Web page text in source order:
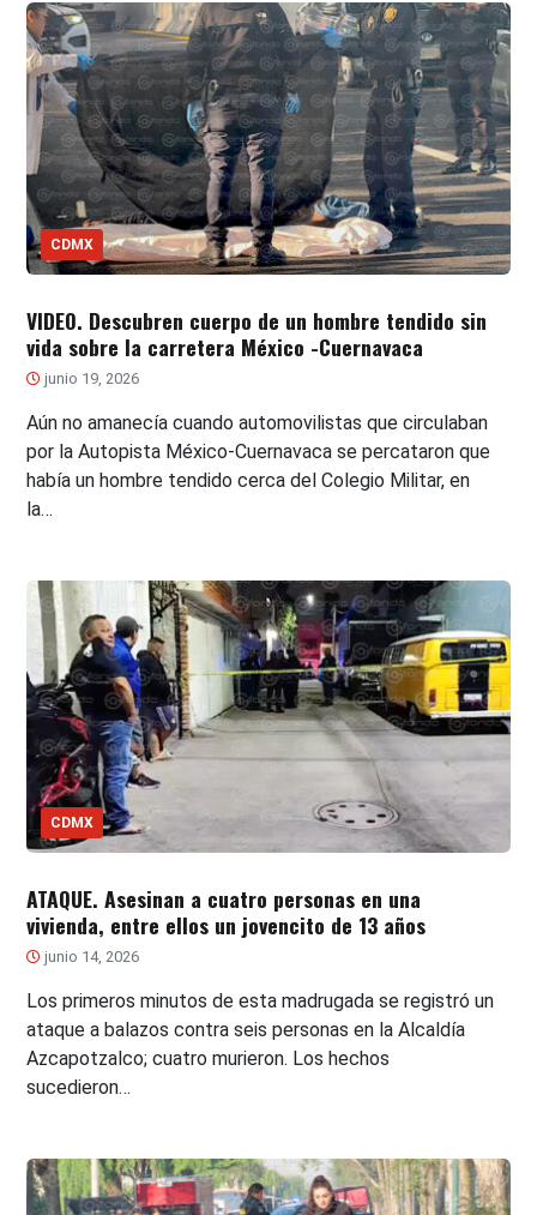
CDMX
VIDEO. Descubren cuerpo de un hombre tendido sin
vida sobre la carretera México -Cuernavaca
junio 19, 2026
Aún no amanecía cuando automovilistas que circulaban
por la Autopista México-Cuernavaca se percataron que
había un hombre tendido cerca del Colegio Militar, en
la…
CDMX
ATAQUE. Asesinan a cuatro personas en una
vivienda, entre ellos un jovencito de 13 años
junio 14, 2026
Los primeros minutos de esta madrugada se registró un
ataque a balazos contra seis personas en la Alcaldía
Azcapotzalco; cuatro murieron. Los hechos
sucedieron…